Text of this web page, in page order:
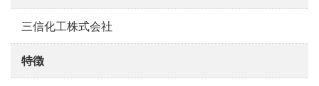
三信化工株式会社
特徴